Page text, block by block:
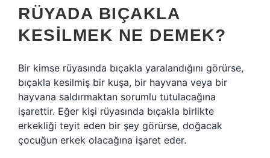
RÜYADA BIÇAKLA
KESILMEK NE DEMEK?
Bir kimse rüyasında bıçakla yaralandığını görürse,
bıçakla kesilmiş bir kuşa, bir hayvana veya bir
hayvana saldırmaktan sorumlu tutulacağına
işarettir. Eğer kişi rüyasında bıçakla birlikte
erkekliği teyit eden bir şey görürse, doğacak
çocuğun erkek olacağına işaret eder.